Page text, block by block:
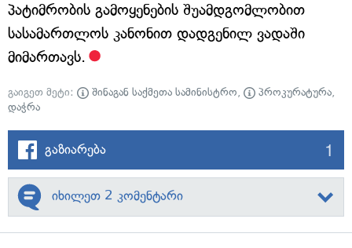
პატიმრობის გამოყენების შუამდგომლობით
სასამართლოს კანონით დადგენილ ვადაში
მიმართავს.
გაიგეთ მეტი: შინაგან საქმეთა სამინისტრო, პროკურატურა,
დაჭრა
გაზიარება 1
იხილეთ 2 კომენტარი